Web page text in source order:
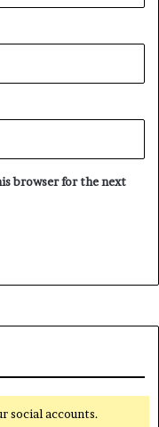
browser for the next
social accounts.